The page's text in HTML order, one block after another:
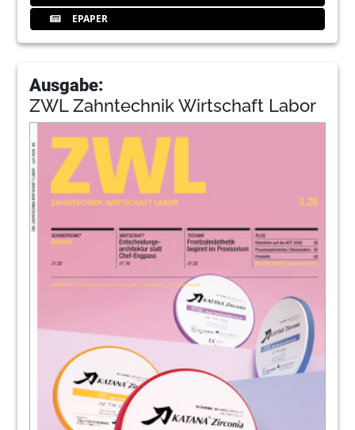
EPAPER
Ausgabe:
ZWL Zahntechnik Wirtschaft Labor